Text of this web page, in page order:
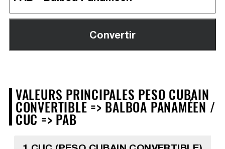
VALEURS PRINCIPALES PESO CUBAIN
CONVERTIBLE => BALBOA PANAMÉEN /
CUC => PAB